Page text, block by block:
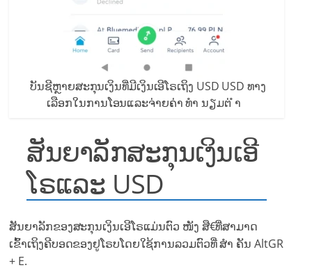
ບັນຊີຫຼາຍສະກຸນເງິນທີ່ມີເງິນເອີໂຣເຖິງ USD USD ທາງ
ເລືອກໃນການໂອນແລະຈ່າຍຄ່າ ທຳ ນຽມຕ່ ຳ
ສັນຍາລັກສະກຸນເງິນເອີ
ໂຣແລະ USD
ສັນຍາລັກຂອງສະກຸນເງິນເອີໂຣແມ່ນຕົວ ໜັງ ສື€ທີ່ສາມາດ
ເຂົ້າເຖິງຄີບອດຂອງຢູໂຣບໂດຍໃຊ້ການລວມຕົວທີ່ ສຳ ຄັນ AltGR
+ E.